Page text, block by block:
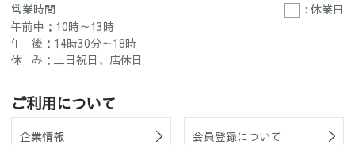
営業時間
: 休業日
午前中：10時～13時
午 後：14時30分～18時
休 み：土日祝日、店休日
ご利用について
企業情報 会員登録について